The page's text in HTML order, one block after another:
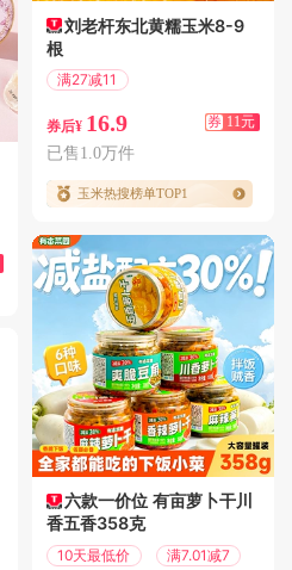
刘老杆东北黄糯玉米8-9
根
满27减11
券后¥ 16.9 券 11元
已售1.0万件
玉米热搜榜单TOP1
六款一价位 有亩萝卜干川
香五香358克
10天最低价 满7.01减7